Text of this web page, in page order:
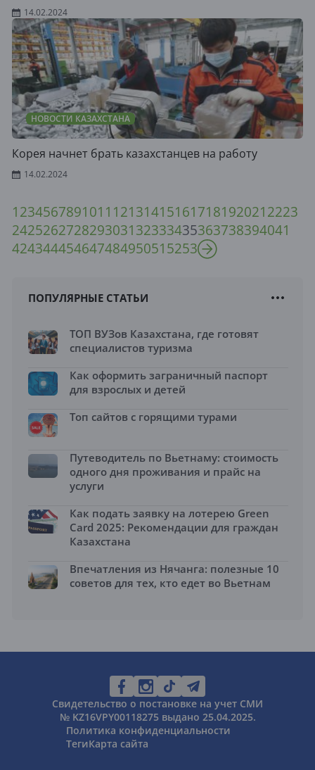
14.02.2024
НОВОСТИ КАЗАХСТАНА
Корея начнет брать казахстанцев на работу
14.02.2024
1234567891011 121314151617181920212223
242526272829303132333435363738394041
424344454647484950515253
ПОПУЛЯРНЫЕ СТАТЬИ
ТОП ВУЗов Казахстана, где готовят
специалистов туризма
Как оформить заграничный паспорт
для взрослых и детей
Топ сайтов с горящими турами
Путеводитель по Вьетнаму: стоимость
одного дня проживания и прайс на
услуги
Как подать заявку на лотерею Green
Card 2025: Рекомендации для граждан
Казахстана
Впечатления из Нячанга: полезные 10
советов для тех, кто едет во Вьетнам
Свидетельство о постановке на учет СМИ
№ KZ16VPY00118275 выдано 25.04.2025.
Политика конфиденциальности
ТегиКарта сайта